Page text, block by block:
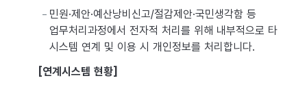
민원·제안·예산낭비신고/절감제안·국민생각함 등
업무처리과정에서 전자적 처리를 위해 내부적으로 타
시스템 연계 및 이용 시 개인정보를 처리합니다.
[연계시스템 현황]